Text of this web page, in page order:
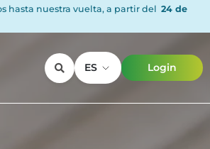
hasta nuestra vuelta, a partir del 24 de
ES Login